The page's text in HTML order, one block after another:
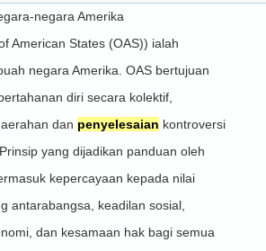
negara Amerika
American States (OAS)) ialah
negara Amerika. OAS bertujuan
diri secara kolektif,
dan penyelesaian kontroversi
yang dijadikan panduan oleh
kepercayaan kepada nilai
antarabangsa, keadilan sosial,
dan kesamaan hak bagi semua